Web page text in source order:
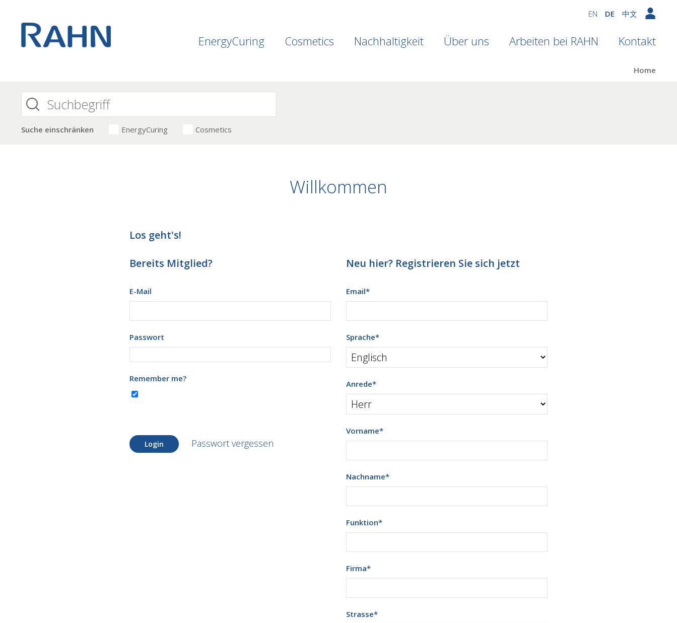
EN DE 中文
EnergyCuring Cosmetics Nachhaltigkeit Über uns Arbeiten bei RAHN Kontakt
Home
Suche einschränken EnergyCuring Cosmetics
Willkommen
Los geht's!
Bereits Mitglied?
E-Mail
Passwort
Remember me?
Login Passwort vergessen
Neu hier? Registrieren Sie sich jetzt
Email*
Sprache*
Anrede*
Vorname*
Nachname*
Funktion*
Firma*
Strasse*